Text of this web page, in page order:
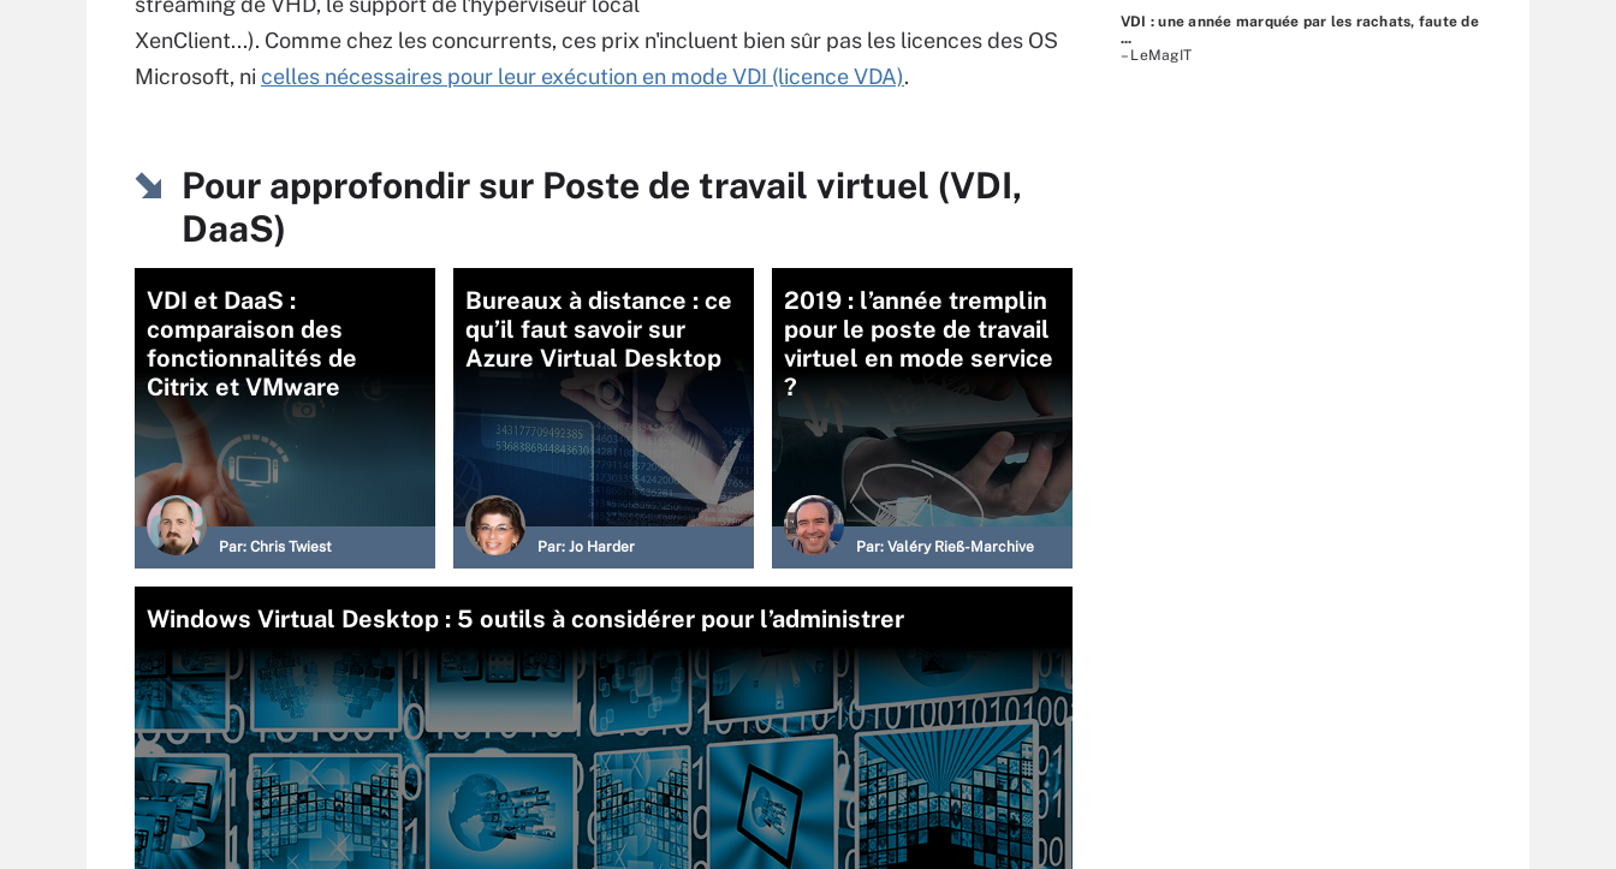
XenClient...). Comme chez les concurrents, ces prix n'incluent bien sûr pas les licences des OS
Microsoft, ni celles nécessaires pour leur exécution en mode VDI (licence VDA).
Pour approfondir sur Poste de travail virtuel (VDI,
DaaS)
VDI et DaaS :
comparaison des
fonctionnalités de
Citrix et VMware
Par: Chris Twiest
Bureaux à distance : ce
qu’il faut savoir sur
Azure Virtual Desktop
Par: Jo Harder
2019 : l’année tremplin
pour le poste de travail
virtuel en mode service
?
Par: Valéry Rieß-Marchive
Windows Virtual Desktop : 5 outils à considérer pour l’administrer
VDI : une année marquée par les rachats, faute de
...
– LeMagIT